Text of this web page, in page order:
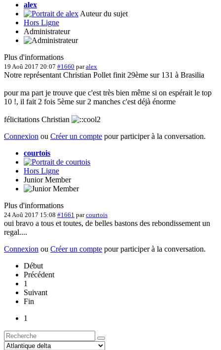
alex
Auteur du sujet
Hors Ligne
Administrateur
Plus d'informations
19 Aoû 2017 20:07 #1660 paralex
Notre représentant Christian Pollet finit 29ème sur 131 à Brasilia
pour ma part je trouve que c'est très bien même si on espérait le top
10 !, il fait 2 fois 5ème sur 2 manches c'est déjà énorme
félicitations Christian
Connexion ou Créer un compte pour participer à la conversation.
courtois
Hors Ligne
Junior Member
Plus d'informations
24 Aoû 2017 15:08 #1661 parcourtois
oui bravo a tous et toutes, de belles bastons des rebondissement un
regal....
Connexion ou Créer un compte pour participer à la conversation.
Début
Précédent
1
Suivant
Fin
1